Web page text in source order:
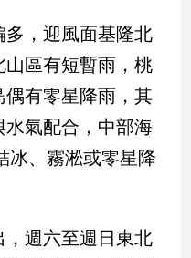
多，迎風面基隆北
區有短暫雨，桃
偶有零星降雨，其
氣配合，中部海
冰、霧淞或零星降
週六至週日東北